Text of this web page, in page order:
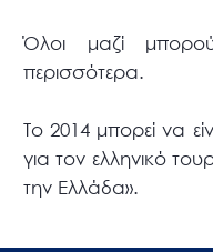
Όλοι μαζί
περισσότερα.
Το 2014 μπορεί να
για τον ελληνικό
την Ελλάδα».